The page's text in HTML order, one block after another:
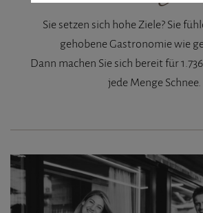
Sie setzen sich hohe Ziele? Sie
gehobene Gastronomie wie
Dann machen Sie sich bereit für
jede Menge Schnee.